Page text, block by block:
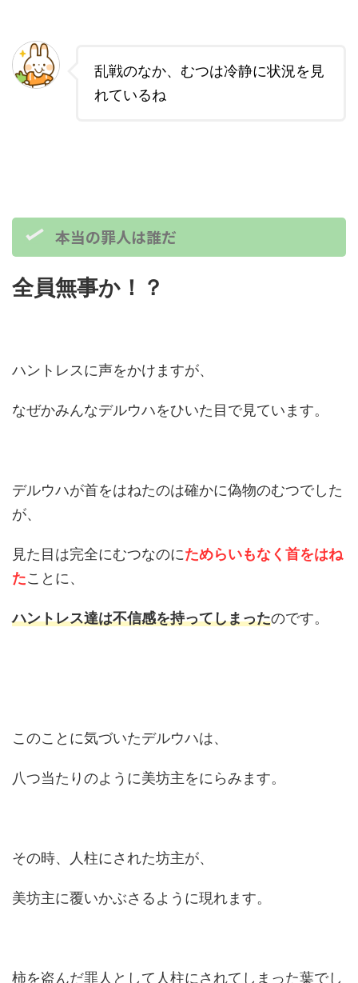
乱戦のなか、むつは冷静に状況を見
れているね
本当の罪人は誰だ
全員無事か！？
ハントレスに声をかけますが、
なぜかみんなデルウハをひいた目で見ています。
デルウハが首をはねたのは確かに偽物のむつでした
が、
見た目は完全にむつなのにためらいもなく首をはね
たことに、
ハントレス達は不信感を持ってしまったのです。
このことに気づいたデルウハは、
八つ当たりのように美坊主をにらみます。
その時、人柱にされた坊主が、
美坊主に覆いかぶさるように現れます。
柿を盗んだ罪人として人柱にされてしまった葉でし